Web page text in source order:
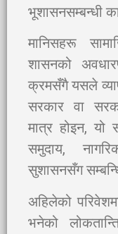
भूशासनसम्बन्धी
मानिसहरू
शासनको
क्रमसँगै यसले
सरकार वा
मात्र होइन, यो
समुदाय,
सुशासनसँग
अहिलेको
भनेको